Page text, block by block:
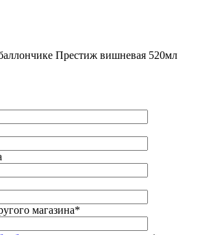
Престиж вишневая 520мл
магазина*